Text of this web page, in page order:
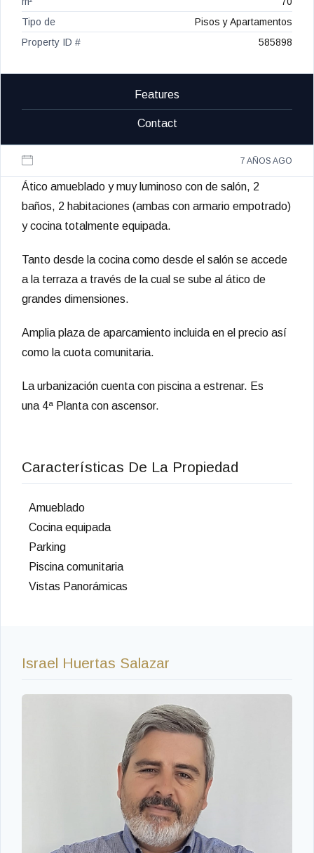
Tipo de
Pisos y Apartamentos
Property ID #
585898
Features
Contact
7 AÑOS AGO
Ático amueblado y muy luminoso con de salón, 2
baños, 2 habitaciones (ambas con armario empotrado)
y cocina totalmente equipada.
Tanto desde la cocina como desde el salón se accede
a la terraza a través de la cual se sube al ático de
grandes dimensiones.
Amplia plaza de aparcamiento incluida en el precio así
como la cuota comunitaria.
La urbanización cuenta con piscina a estrenar. Es
una 4ª Planta con ascensor.
Características De La Propiedad
Amueblado
Cocina equipada
Parking
Piscina comunitaria
Vistas Panorámicas
Israel Huertas Salazar